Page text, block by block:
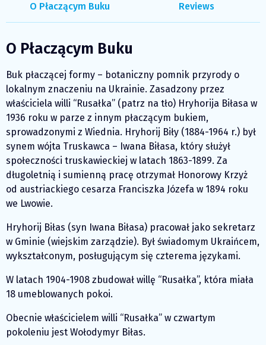
O Płaczącym Buku Reviews
O Płaczącym Buku
Buk płaczącej formy – botaniczny pomnik przyrody o
lokalnym znaczeniu na Ukrainie. Zasadzony przez
właściciela willi “Rusałka” (patrz na tło) Hryhorija Biłasa w
1936 roku w parze z innym płaczącym bukiem,
sprowadzonymi z Wiednia. Hryhorij Biły (1884-1964 r.) był
synem wójta Truskawca – Iwana Biłasa, który służył
społeczności truskawieckiej w latach 1863-1899. Za
długoletnią i sumienną pracę otrzymał Honorowy Krzyż
od austriackiego cesarza Franciszka Józefa w 1894 roku
we Lwowie.
Hryhorij Biłas (syn Iwana Biłasa) pracował jako sekretarz
w Gminie (wiejskim zarządzie). Był świadomym Ukraińcem,
wykształconym, posługującym się czterema językami.
W latach 1904-1908 zbudował willę “Rusałka”, która miała
18 umeblowanych pokoi.
Obecnie właścicielem willi “Rusałka” w czwartym
pokoleniu jest Wołodymyr Biłas.